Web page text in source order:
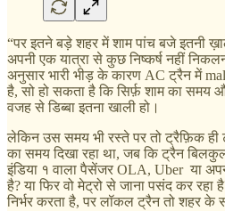
“पर इतने बड़े शहर में शाम पांच बजे इतनी
अपनी एक यात्रा से कुछ निष्कर्ष नहीं
अनुसार भारी भीड़ के कारण AC ट्रैन में
है, सो हो सकता है कि सिर्फ़ शाम का समय
वजह से डिब्बा इतना खाली हो।
लेकिन उस समय भी रस्ते पर तो ट्रैफ़िक
का समय दिखा रहा था, जब कि ट्रैन
इंडिया १ वाला पैसेंजर OLA, Uber या
है? या फिर वो मेट्रो से जाना पसंद कर रहा
निर्भर करता है, पर लॉकल ट्रैन तो शहर